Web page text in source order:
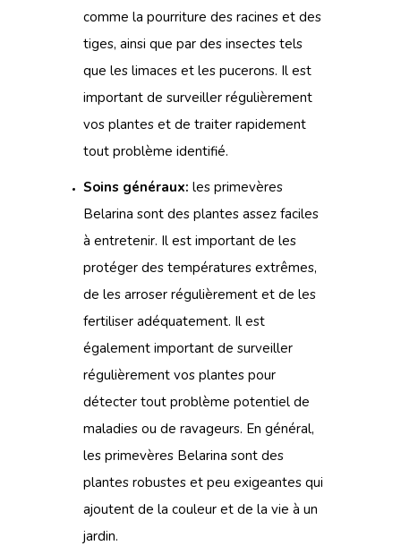
comme la pourriture des racines et des
tiges, ainsi que par des insectes tels
que les limaces et les pucerons. Il est
important de surveiller régulièrement
vos plantes et de traiter rapidement
tout problème identifié.
Soins généraux: les primevères
Belarina sont des plantes assez faciles
à entretenir. Il est important de les
protéger des températures extrêmes,
de les arroser régulièrement et de les
fertiliser adéquatement. Il est
également important de surveiller
régulièrement vos plantes pour
détecter tout problème potentiel de
maladies ou de ravageurs. En général,
les primevères Belarina sont des
plantes robustes et peu exigeantes qui
ajoutent de la couleur et de la vie à un
jardin.